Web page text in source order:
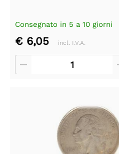
Consegnato in 5 a 10 giorni
€ 6,05 incl. I.V.A.